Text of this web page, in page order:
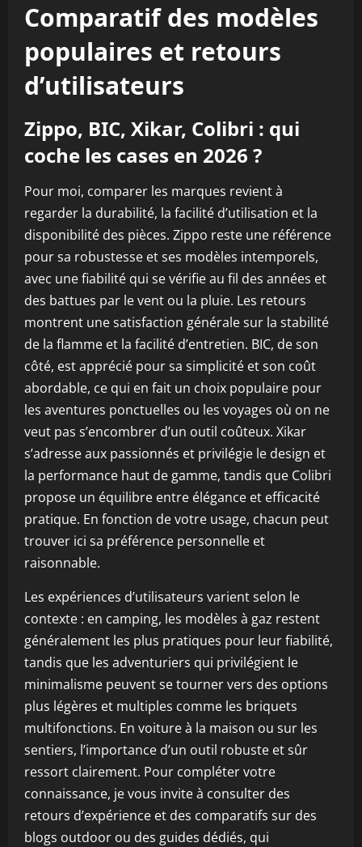
Comparatif des modèles
populaires et retours
d’utilisateurs
Zippo, BIC, Xikar, Colibri : qui
coche les cases en 2026 ?
Pour moi, comparer les marques revient à
regarder la durabilité, la facilité d’utilisation et la
disponibilité des pièces. Zippo reste une référence
pour sa robustesse et ses modèles intemporels,
avec une fiabilité qui se vérifie au fil des années et
des battues par le vent ou la pluie. Les retours
montrent une satisfaction générale sur la stabilité
de la flamme et la facilité d’entretien. BIC, de son
côté, est apprécié pour sa simplicité et son coût
abordable, ce qui en fait un choix populaire pour
les aventures ponctuelles ou les voyages où on ne
veut pas s’encombrer d’un outil coûteux. Xikar
s’adresse aux passionnés et privilégie le design et
la performance haut de gamme, tandis que Colibri
propose un équilibre entre élégance et efficacité
pratique. En fonction de votre usage, chacun peut
trouver ici sa préférence personnelle et
raisonnable.
Les expériences d’utilisateurs varient selon le
contexte : en camping, les modèles à gaz restent
généralement les plus pratiques pour leur fiabilité,
tandis que les adventuriers qui privilégient le
minimalisme peuvent se tourner vers des options
plus légères et multiples comme les briquets
multifonctions. En voiture à la maison ou sur les
sentiers, l’importance d’un outil robuste et sûr
ressort clairement. Pour compléter votre
connaissance, je vous invite à consulter des
retours d’expérience et des comparatifs sur des
blogs outdoor ou des guides dédiés, qui